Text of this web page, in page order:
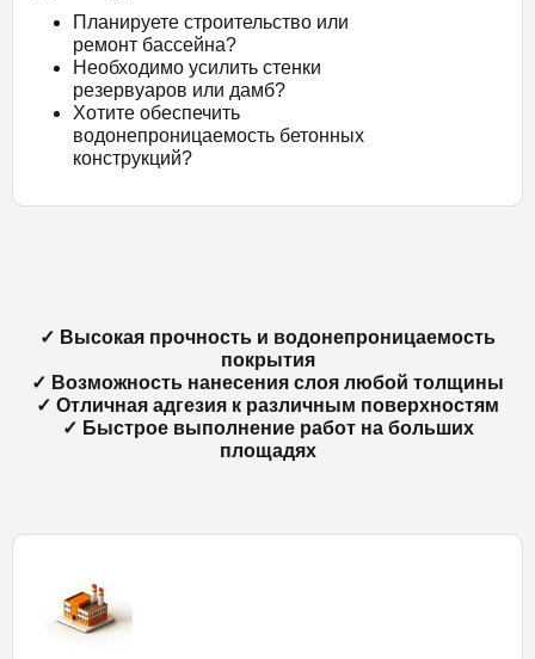
Планируете строительство или
ремонт бассейна?
Необходимо усилить стенки
резервуаров или дамб?
Хотите обеспечить
водонепроницаемость бетонных
конструкций?
✓ Высокая прочность и водонепроницаемость
покрытия
✓ Возможность нанесения слоя любой толщины
✓ Отличная адгезия к различным поверхностям
✓ Быстрое выполнение работ на больших
площадях